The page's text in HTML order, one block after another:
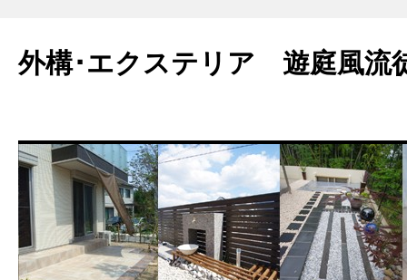
外構･エクステリア 遊庭風流